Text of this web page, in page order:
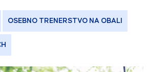
OSEBNO TRENERSTVO NA OBALI